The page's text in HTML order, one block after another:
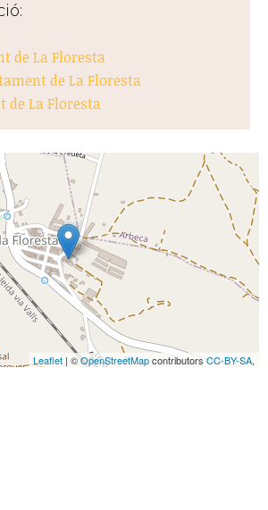
de La Floresta
de La Floresta
de La Floresta
Leaflet | ©OpenStreetMapcontributors CC-BY-SA,